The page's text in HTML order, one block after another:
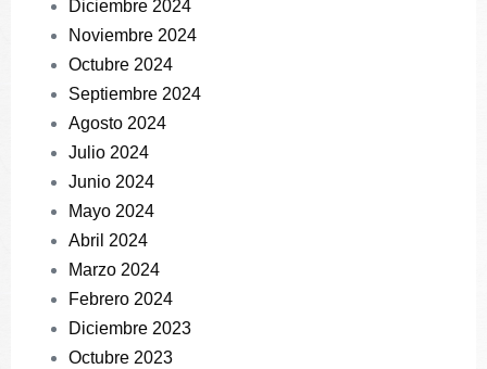
Diciembre 2024
Noviembre 2024
Octubre 2024
Septiembre 2024
Agosto 2024
Julio 2024
Junio 2024
Mayo 2024
Abril 2024
Marzo 2024
Febrero 2024
Diciembre 2023
Octubre 2023